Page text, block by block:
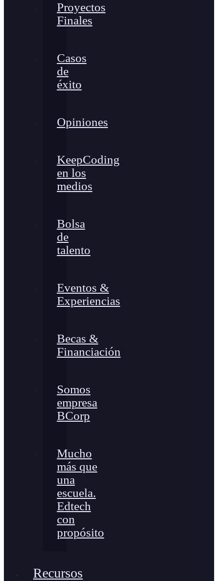
Proyectos
Finales
Casos
de
éxito
Opiniones
KeepCoding
en los
medios
Bolsa
de
talento
Eventos &
Experiencias
Becas &
Financiación
Somos
empresa
BCorp
Mucho
más que
una
escuela.
Edtech
con
propósito
Recursos